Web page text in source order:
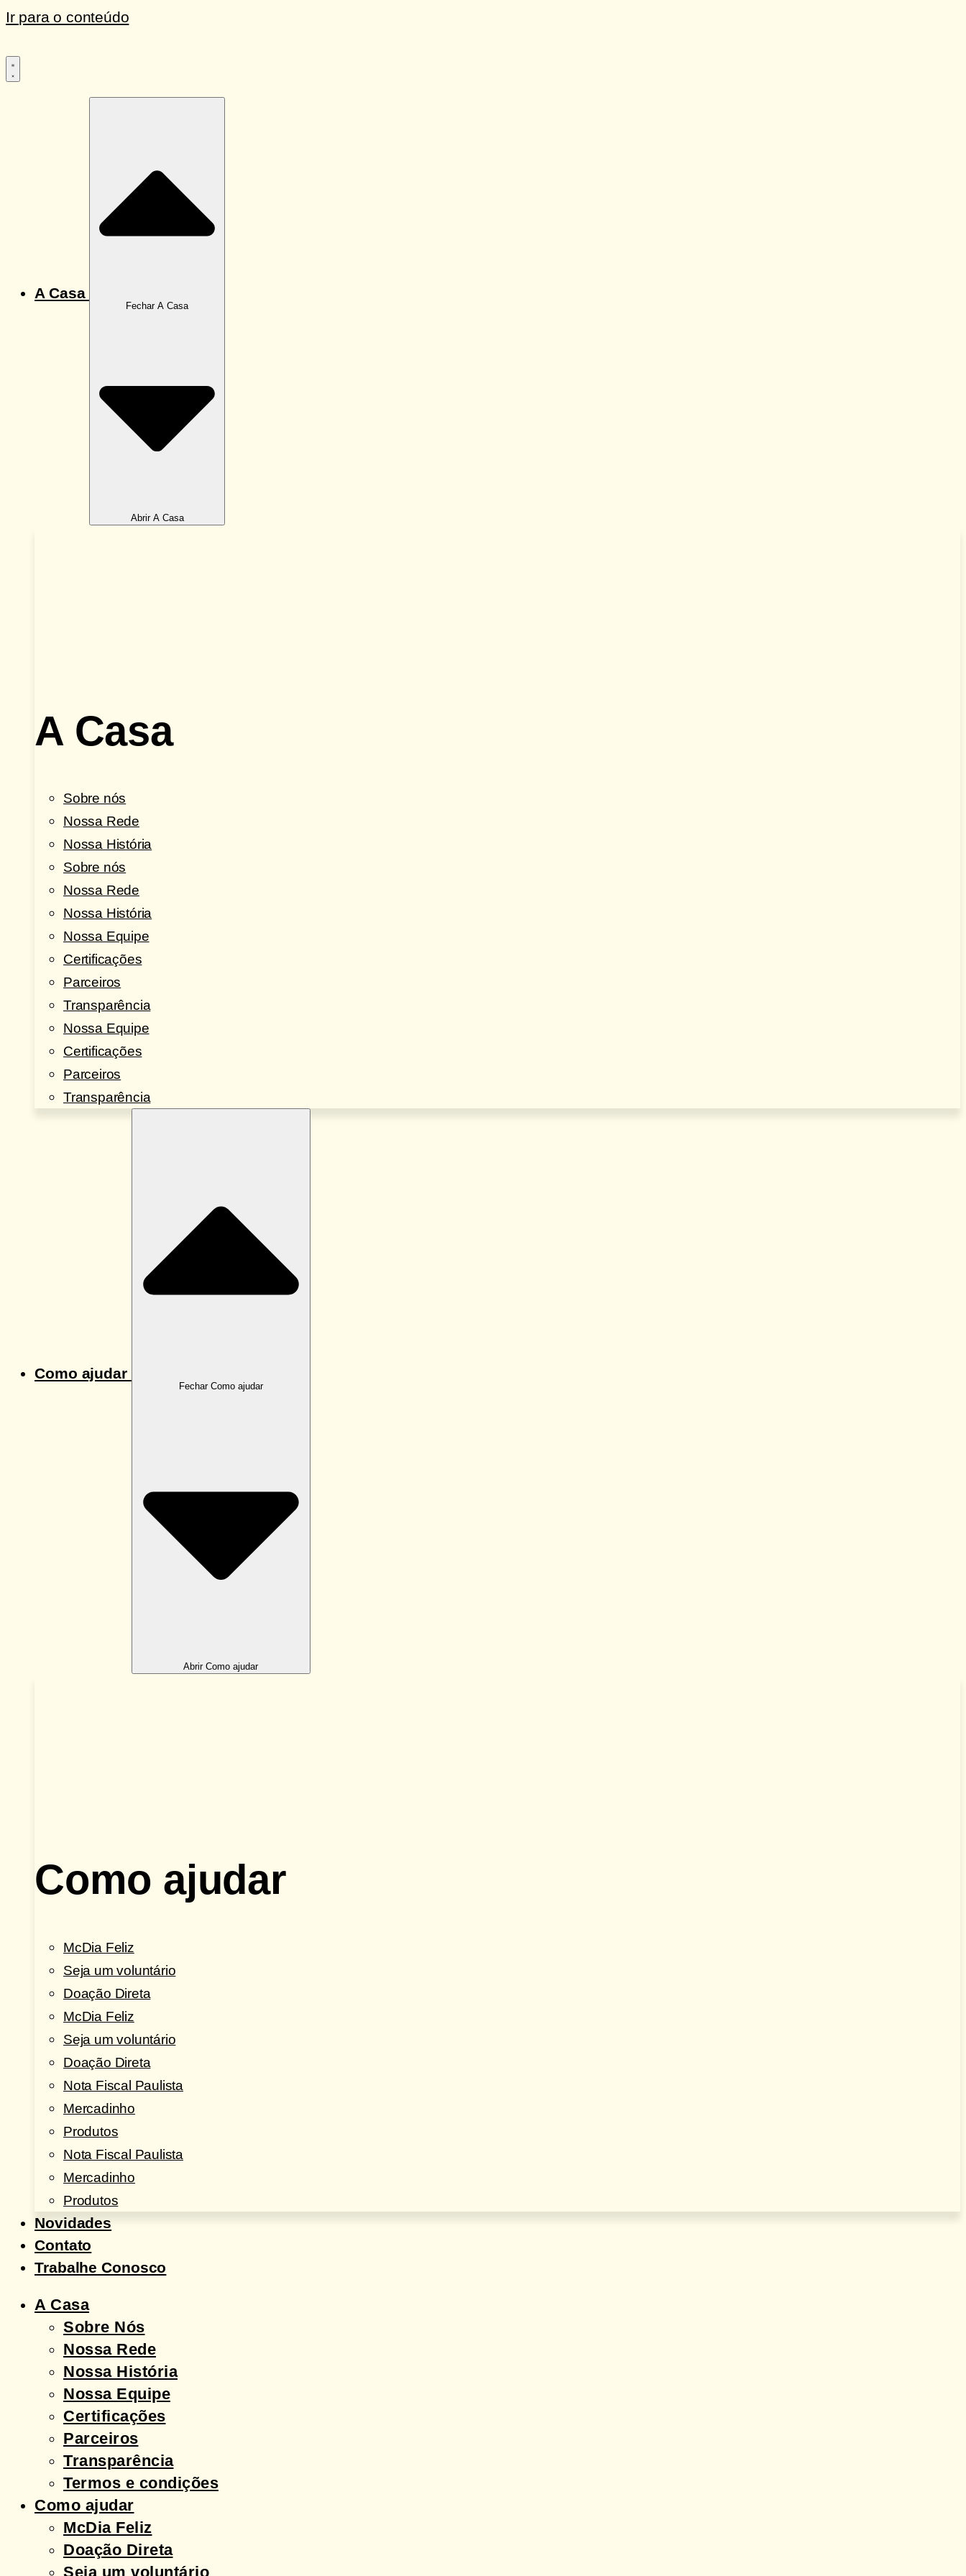
Ir para o conteúdo
A Casa
Fechar A Casa
Abrir A Casa
A Casa
Sobre nós
Nossa Rede
Nossa História
Sobre nós
Nossa Rede
Nossa História
Nossa Equipe
Certificações
Parceiros
Transparência
Nossa Equipe
Certificações
Parceiros
Transparência
Como ajudar
Fechar Como ajudar
Abrir Como ajudar
Como ajudar
McDia Feliz
Seja um voluntário
Doação Direta
McDia Feliz
Seja um voluntário
Doação Direta
Nota Fiscal Paulista
Mercadinho
Produtos
Nota Fiscal Paulista
Mercadinho
Produtos
Novidades
Contato
Trabalhe Conosco
A Casa
Sobre Nós
Nossa Rede
Nossa História
Nossa Equipe
Certificações
Parceiros
Transparência
Termos e condições
Como ajudar
McDia Feliz
Doação Direta
Seja um voluntário